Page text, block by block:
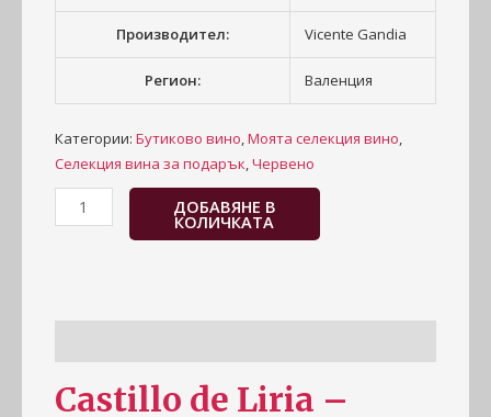
Производител: Vicente Gandia
Регион: Валенция
Категории: Бутиково вино,Моята селекция вино,
Селекция вина за подарък,Червено
ДОБАВЯНЕ В
КОЛИЧКАТА
Castillo de Liria –